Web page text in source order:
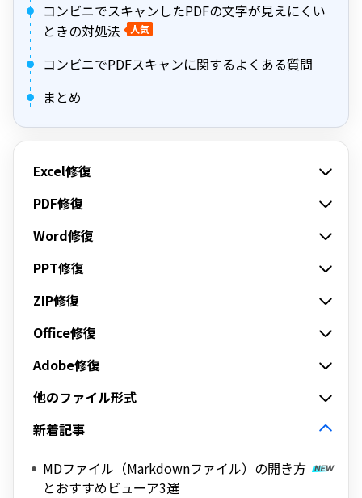
コンビニでスキャンしたPDFの文字が見えにくい
ときの対処法
人気
コンビニでPDFスキャンに関するよくある質問
まとめ
Excel修復
PDF修復
Word修復
PPT修復
ZIP修復
Office修復
Adobe修復
他のファイル形式
新着記事
MDファイル（Markdownファイル）の開き方
とおすすめビューア3選